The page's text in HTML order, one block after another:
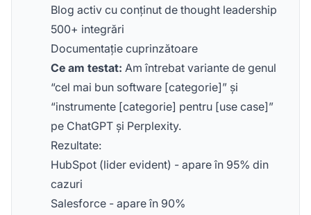
Blog activ cu conținut de thought leadership
500+ integrări
Documentație cuprinzătoare
Ce am testat: Am întrebat variante de genul
“cel mai bun software [categorie]” și
“instrumente [categorie] pentru [use case]”
pe ChatGPT și Perplexity.
Rezultate:
HubSpot (lider evident) - apare în 95% din
cazuri
Salesforce - apare în 90%